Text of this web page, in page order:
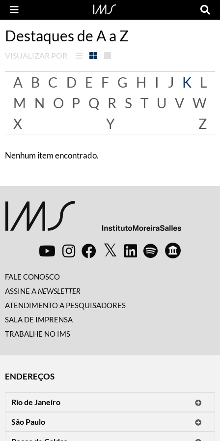
Destaques de A a Z
VISUALIZAR POR
A B C D E F G H I J K L
M
N O P Q R S T U V W
X
Y Z
Nenhum item encontrado.
FALE CONOSCO
ASSINE A NEWSLETTER
ATENDIMENTO A PESQUISADORES
SALA DE IMPRENSA
TRABALHE NO IMS
ENDEREÇOS
Rio de Janeiro
Horário de visitação: a programação do IMS no Rio de Janeiro será
apresentada em instituições culturais parceiras.
São Paulo